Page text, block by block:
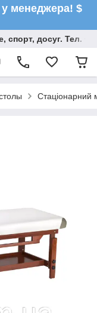
у менеджера! $
досуг. Тел.
Стаціонарний